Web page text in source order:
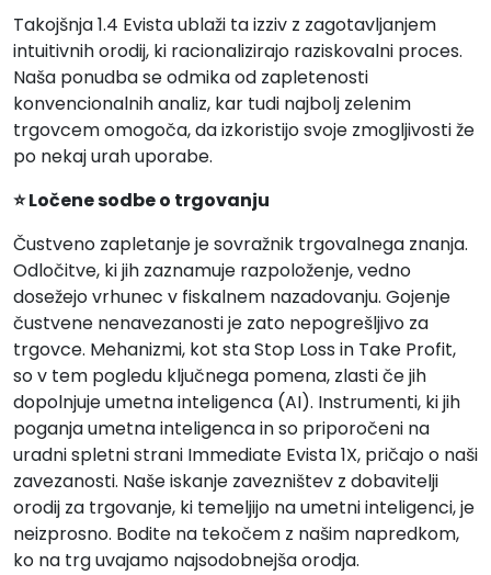
Takojšnja 1.4 Evista ublaži ta izziv z zagotavljanjem
intuitivnih orodij, ki racionalizirajo raziskovalni proces.
Naša ponudba se odmika od zapletenosti
konvencionalnih analiz, kar tudi najbolj zelenim
trgovcem omogoča, da izkoristijo svoje zmogljivosti že
po nekaj urah uporabe.
⭐ Ločene sodbe o trgovanju
Čustveno zapletanje je sovražnik trgovalnega znanja.
Odločitve, ki jih zaznamuje razpoloženje, vedno
dosežejo vrhunec v fiskalnem nazadovanju. Gojenje
čustvene nenavezanosti je zato nepogrešljivo za
trgovce. Mehanizmi, kot sta Stop Loss in Take Profit,
so v tem pogledu ključnega pomena, zlasti če jih
dopolnjuje umetna inteligenca (AI). Instrumenti, ki jih
poganja umetna inteligenca in so priporočeni na
uradni spletni strani Immediate Evista 1X, pričajo o naši
zavezanosti. Naše iskanje zavezništev z dobavitelji
orodij za trgovanje, ki temeljijo na umetni inteligenci, je
neizprosno. Bodite na tekočem z našim napredkom,
ko na trg uvajamo najsodobnejša orodja.